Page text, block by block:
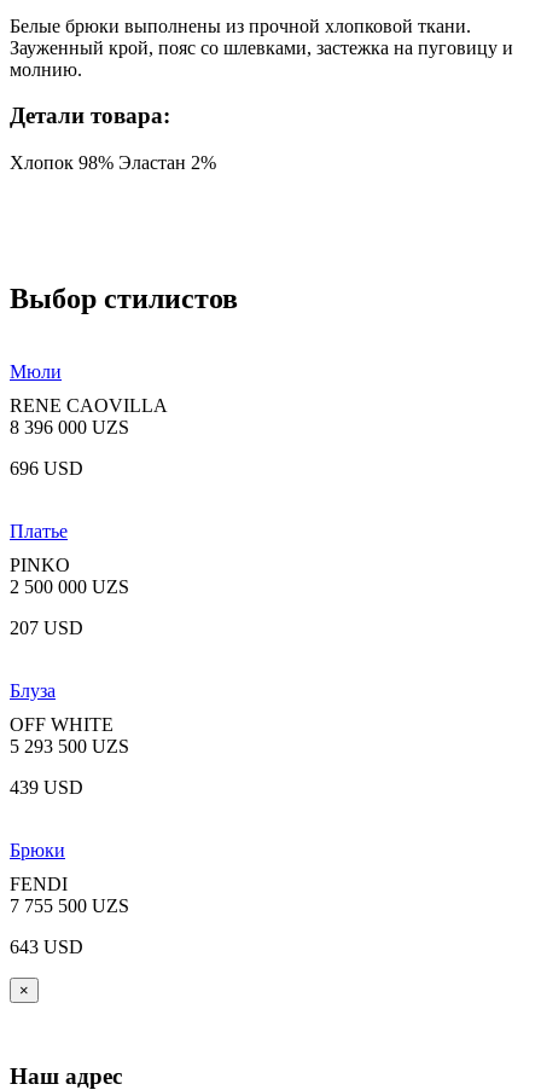
Белые брюки выполнены из прочной хлопковой ткани.
Зауженный крой, пояс со шлевками, застежка на пуговицу и
молнию.
Детали товара:
Хлопок 98% Эластан 2%
Выбор стилистов
Мюли
RENE CAOVILLA
8 396 000 UZS
696 USD
Платье
PINKO
2 500 000 UZS
207 USD
Блуза
OFF WHITE
5 293 500 UZS
439 USD
Брюки
FENDI
7 755 500 UZS
643 USD
×
Наш адрес